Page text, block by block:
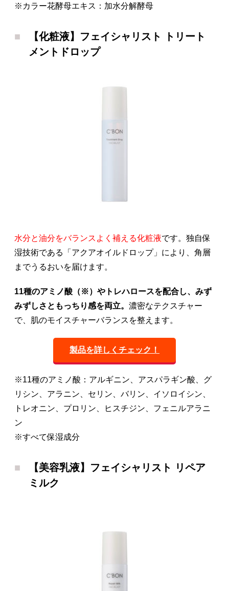
※カラー花酵母エキス：加水分解酵母
【化粧液】フェイシャリスト トリート
メントドロップ
水分と油分をバランスよく補える化粧液です。独自保
湿技術である「アクアオイルドロップ」により、角層
までうるおいを届けます。
11種のアミノ酸（※）やトレハロースを配合し、みず
みずしさともっちり感を両立。 濃密なテクスチャー
で、肌のモイスチャーバランスを整えます。
製品を詳しくチェック！
※11種のアミノ酸：アルギニン、アスパラギン酸、グ
リシン、アラニン、セリン、バリン、イソロイシン、
トレオニン、プロリン、ヒスチジン、フェニルアラニ
ン
※すべて保湿成分
【美容乳液】フェイシャリスト リペア
ミルク